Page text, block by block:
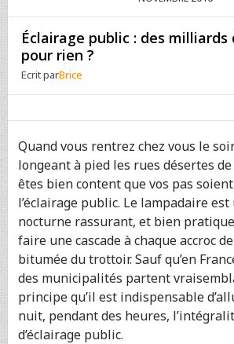
Éclairage public : des milliards
pour rien ?
Ecrit parBrice
Quand vous rentrez chez vous le
longeant à pied les rues désertes
êtes bien content que vos pas
l’éclairage public. Le lampadaire
nocturne rassurant, et bien
faire une cascade à chaque accroc
bitumée du trottoir. Sauf qu’en
des municipalités partent
principe qu’il est indispensable
nuit, pendant des heures,
d’éclairage public.